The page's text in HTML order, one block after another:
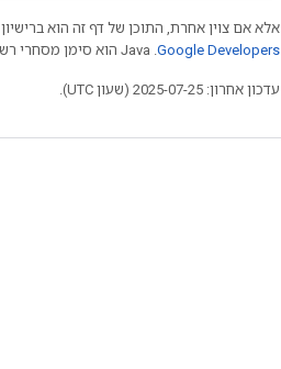
אלא אם צוין אחרת, התוכן של דף זה הוא ברישיון
Google Developers‏
עדכון אחרון: 2025-07-25 (שעון UTC).